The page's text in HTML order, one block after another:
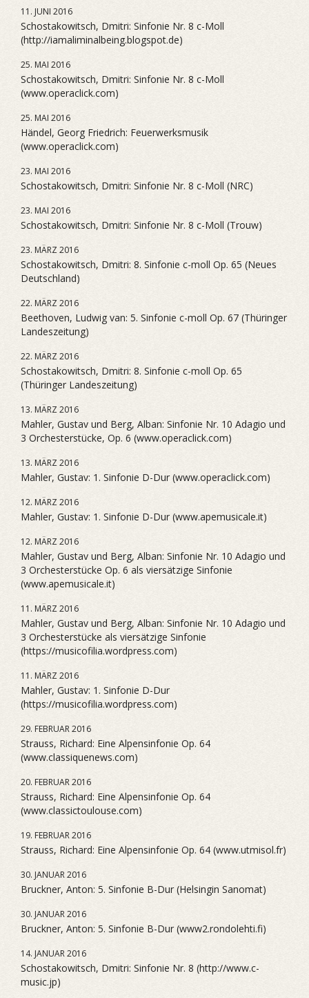
11. JUNI 2016
Schostakowitsch, Dmitri: Sinfonie Nr. 8 c-Moll
(http://iamaliminalbeing.blogspot.de)
25. MAI 2016
Schostakowitsch, Dmitri: Sinfonie Nr. 8 c-Moll
(www.operaclick.com)
25. MAI 2016
Händel, Georg Friedrich: Feuerwerksmusik
(www.operaclick.com)
23. MAI 2016
Schostakowitsch, Dmitri: Sinfonie Nr. 8 c-Moll (NRC)
23. MAI 2016
Schostakowitsch, Dmitri: Sinfonie Nr. 8 c-Moll (Trouw)
23. MÄRZ 2016
Schostakowitsch, Dmitri: 8. Sinfonie c-moll Op. 65 (Neues
Deutschland)
22. MÄRZ 2016
Beethoven, Ludwig van: 5. Sinfonie c-moll Op. 67 (Thüringer
Landeszeitung)
22. MÄRZ 2016
Schostakowitsch, Dmitri: 8. Sinfonie c-moll Op. 65
(Thüringer Landeszeitung)
13. MÄRZ 2016
Mahler, Gustav und Berg, Alban: Sinfonie Nr. 10 Adagio und
3 Orchesterstücke, Op. 6 (www.operaclick.com)
13. MÄRZ 2016
Mahler, Gustav: 1. Sinfonie D-Dur (www.operaclick.com)
12. MÄRZ 2016
Mahler, Gustav: 1. Sinfonie D-Dur (www.apemusicale.it)
12. MÄRZ 2016
Mahler, Gustav und Berg, Alban: Sinfonie Nr. 10 Adagio und
3 Orchesterstücke Op. 6 als viersätzige Sinfonie
(www.apemusicale.it)
11. MÄRZ 2016
Mahler, Gustav und Berg, Alban: Sinfonie Nr. 10 Adagio und
3 Orchesterstücke als viersätzige Sinfonie
(https://musicofilia.wordpress.com)
11. MÄRZ 2016
Mahler, Gustav: 1. Sinfonie D-Dur
(https://musicofilia.wordpress.com)
29. FEBRUAR 2016
Strauss, Richard: Eine Alpensinfonie Op. 64
(www.classiquenews.com)
20. FEBRUAR 2016
Strauss, Richard: Eine Alpensinfonie Op. 64
(www.classictoulouse.com)
19. FEBRUAR 2016
Strauss, Richard: Eine Alpensinfonie Op. 64 (www.utmisol.fr)
30. JANUAR 2016
Bruckner, Anton: 5. Sinfonie B-Dur (Helsingin Sanomat)
30. JANUAR 2016
Bruckner, Anton: 5. Sinfonie B-Dur (www2.rondolehti.fi)
14. JANUAR 2016
Schostakowitsch, Dmitri: Sinfonie Nr. 8 (http://www.c-
music.jp)